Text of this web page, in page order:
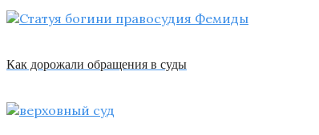
Как дорожали обращения в суды